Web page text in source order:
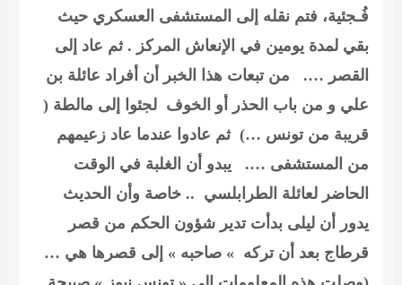
فُـجئية، فتم نقله إلى المستشفى العسكري حيث
بقي لمدة يومين في الإنعاش المركز . ثم عاد إلى
القصر …. من تبعات هذا الخبر أن أفراد عائلة بن
علي و من باب الحذر أو الخوف لجئوا إلى مالطة (
قريبة من تونس …) ثم عادوا عندما عاد زعيمهم
من المستشفى …. يبدو أن الغلبة في الوقت
الحاضر لعائلة الطرابلسي .. خاصة وأن الحديث
يدور أن ليلى بدأت تدير شؤون الحكم من قصر
قرطاج بعد أن تركه » صاحبه » إلى قصرها هي …